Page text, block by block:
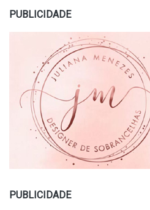
PUBLICIDADE
PUBLICIDADE